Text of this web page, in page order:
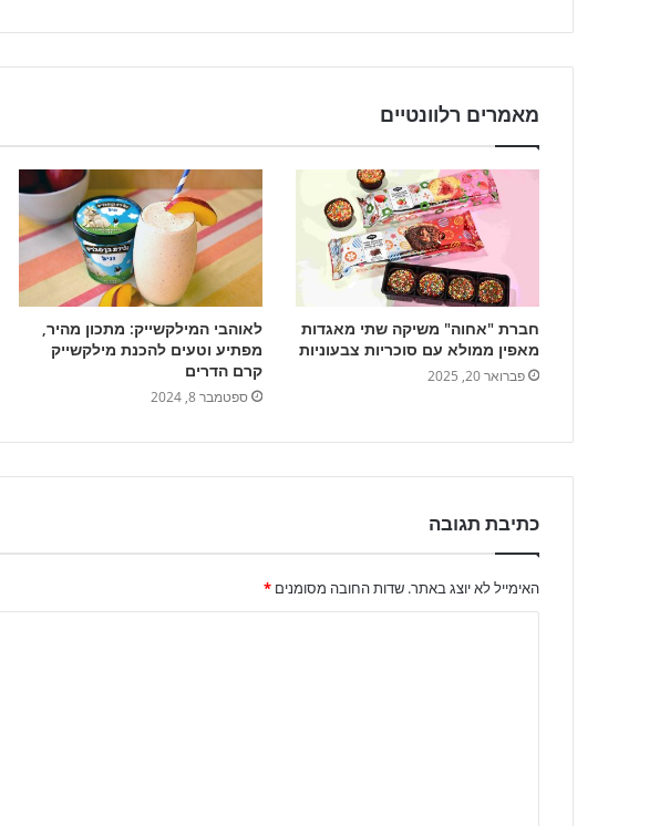
מאמרים רלוונטיים
חברת "אחוה" משיקה שתי מאגדות
מאפין ממולא עם סוכריות צבעוניות
פברואר 20, 2025
לאוהבי המילקשייק: מתכון מהיר,
מפתיע וטעים להכנת מילקשייק
קרם הדרים
ספטמבר 8, 2024
כתיבת תגובה
האימייל לא יוצג באתר. שדות החובה מסומנים *